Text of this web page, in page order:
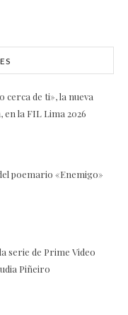
cerca de ti», la nueva
la FIL Lima 2026
poemario «Enemigo»
serie de Prime Video
Piñeiro